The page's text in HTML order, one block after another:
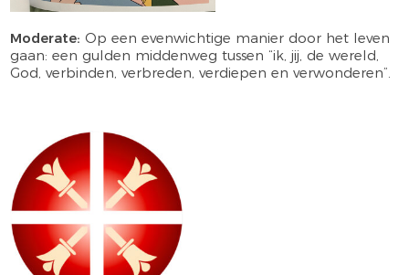
Moderate: Op een evenwichtige manier door het leven
gaan: een gulden middenweg tussen “ik, jij, de wereld,
God, verbinden, verbreden, verdiepen en verwonderen”.